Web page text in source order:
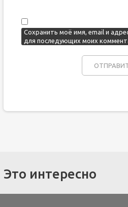
Сохранить моё имя, email и
для последующих моих
Это интересно